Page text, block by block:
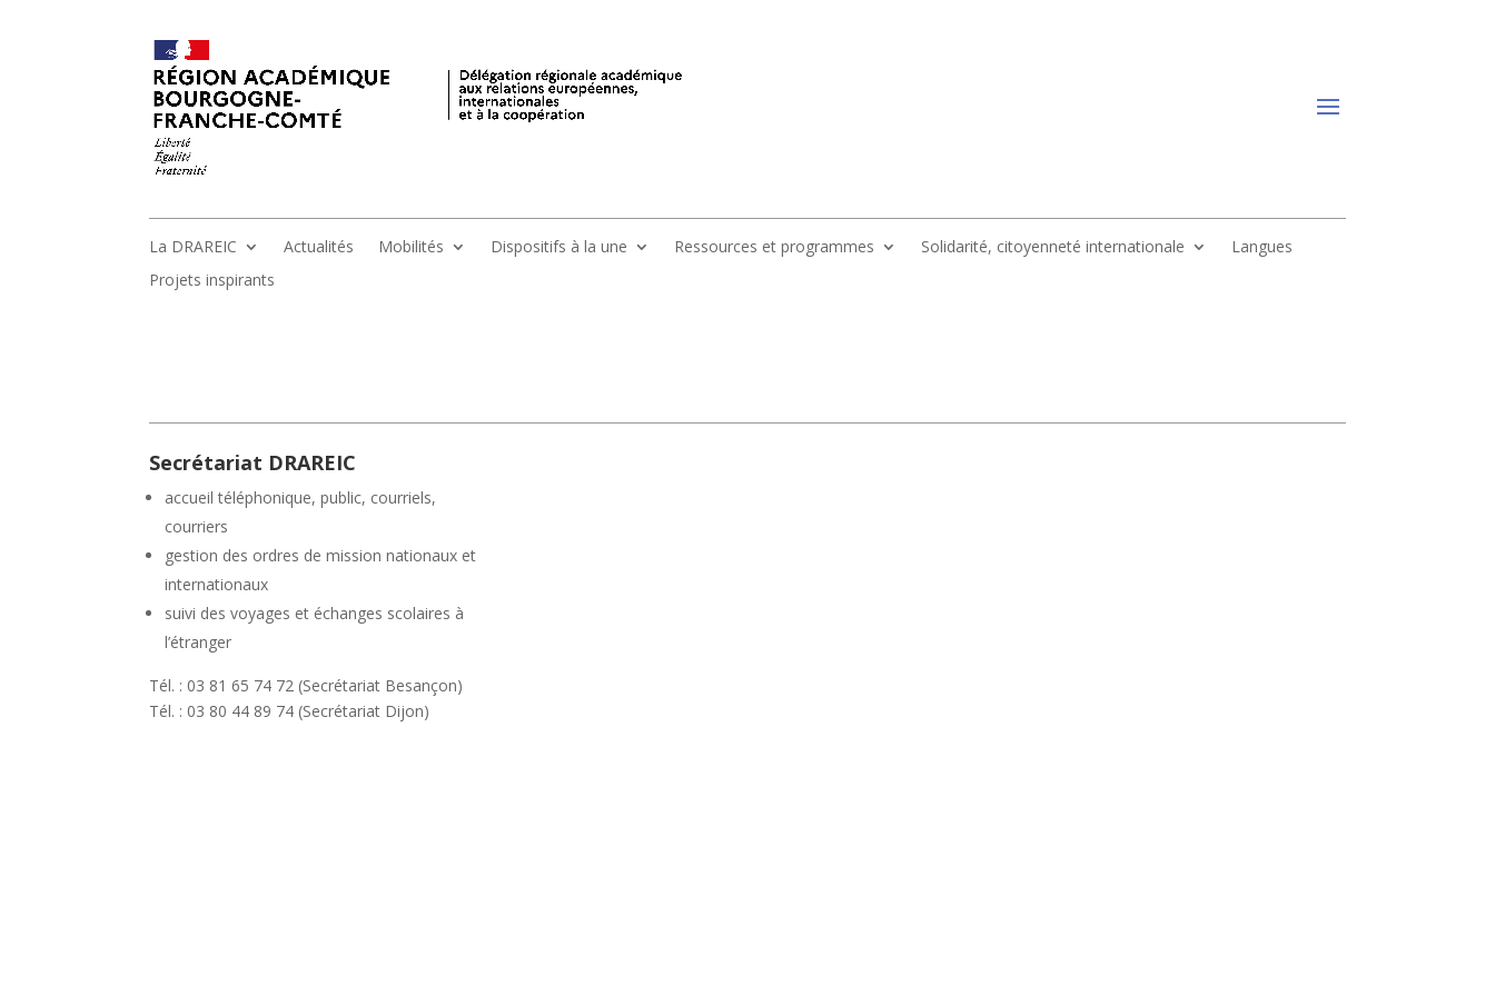
La DRAREIC Actualités Mobilités Dispositifs à la une Ressources et programmes Solidarité, citoyenneté internationale
Langues
Projets inspirants
Secrétariat DRAREIC
accueil téléphonique, public, courriels,
courriers
gestion des ordres de mission nationaux et
internationaux
suivi des voyages et échanges scolaires à
l’étranger
Tél. : 03 81 65 74 72 (Secrétariat Besançon)
Tél. : 03 80 44 89 74 (Secrétariat Dijon)